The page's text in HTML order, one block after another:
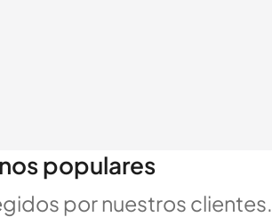
populares
por nuestros clientes.